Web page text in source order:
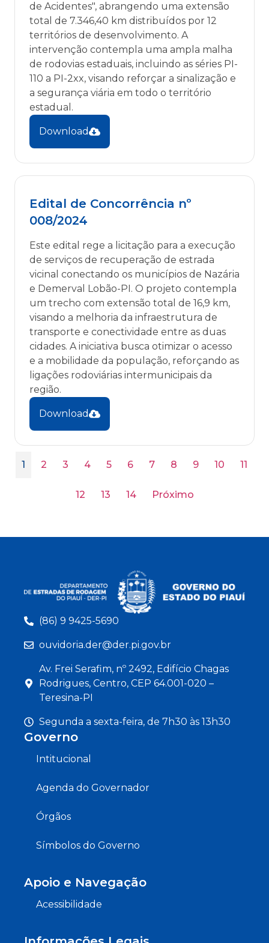
de Acidentes", abrangendo uma extensão
total de 7.346,40 km distribuídos por 12
territórios de desenvolvimento. A
intervenção contempla uma ampla malha
de rodovias estaduais, incluindo as séries PI-
110 a PI-2xx, visando reforçar a sinalização e
a segurança viária em todo o território
estadual.
Download
Edital de Concorrência nº
008/2024
Este edital rege a licitação para a execução
de serviços de recuperação de estrada
vicinal conectando os municípios de Nazária
e Demerval Lobão-PI. O projeto contempla
um trecho com extensão total de 16,9 km,
visando a melhoria da infraestrutura de
transporte e conectividade entre as duas
cidades. A iniciativa busca otimizar o acesso
e a mobilidade da população, reforçando as
ligações rodoviárias intermunicipais da
região.
Download
1 2 3 4 5 6 7 8 9 10 11
12 13 14 Próximo
(86) 9 9425-5690
ouvidoria.der@der.pi.gov.br
Av. Frei Serafim, nº 2492, Edifício Chagas
Rodrigues, Centro, CEP 64.001-020 –
Teresina-PI
Segunda a sexta-feira, de 7h30 às 13h30
Governo
Intitucional
Agenda do Governador
Órgãos
Símbolos do Governo
Apoio e Navegação
Acessibilidade